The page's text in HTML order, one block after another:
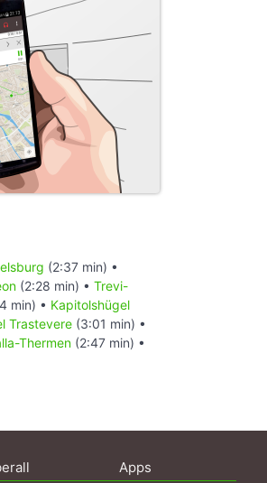
(2:37 min) •
(2:28 min) • Trevi-
min) • Kapitolshügel
Trastevere (3:01 min) •
Thermen (2:47 min) •
Apps